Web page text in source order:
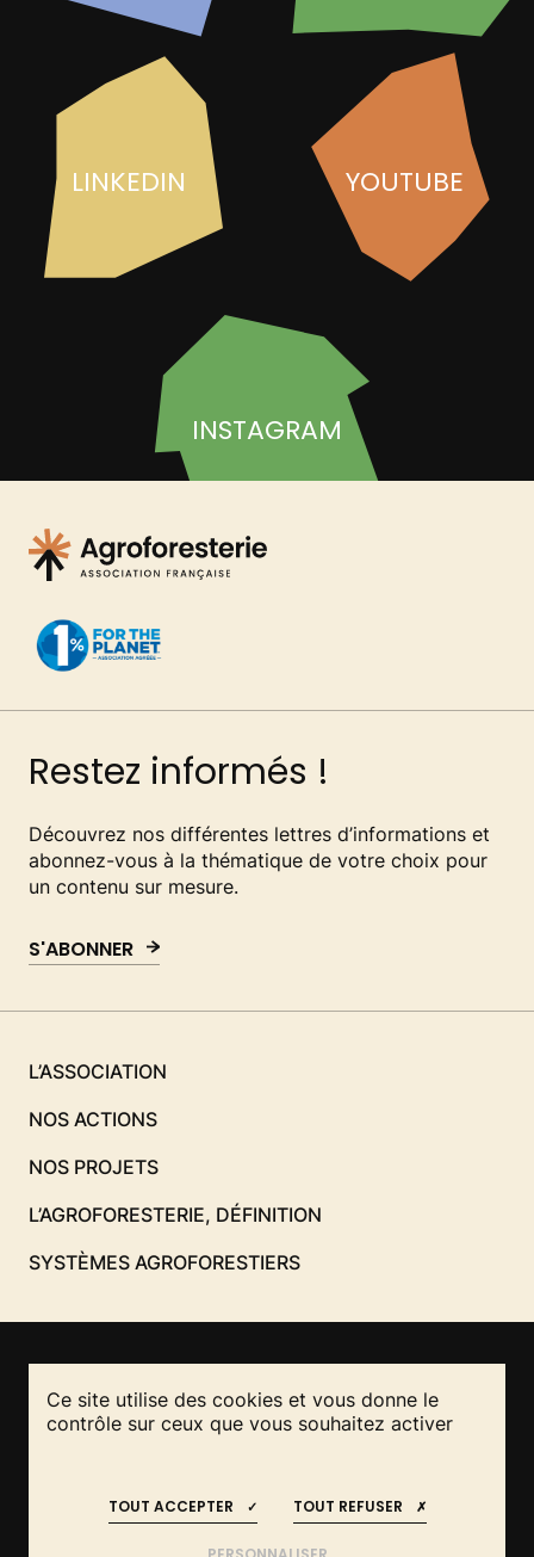
LINKEDIN YOUTUBE
INSTAGRAM
Restez informés !
Découvrez nos différentes lettres d’informations et
abonnez-vous à la thématique de votre choix pour
un contenu sur mesure.
S'ABONNER
L’ASSOCIATION
NOS ACTIONS
NOS PROJETS
L’AGROFORESTERIE, DÉFINITION
SYSTÈMES AGROFORESTIERS
NOUS CONTACTER
Ce site utilise des cookies et vous donne le
contrôle sur ceux que vous souhaitez activer
TOUT ACCEPTER TOUT REFUSER